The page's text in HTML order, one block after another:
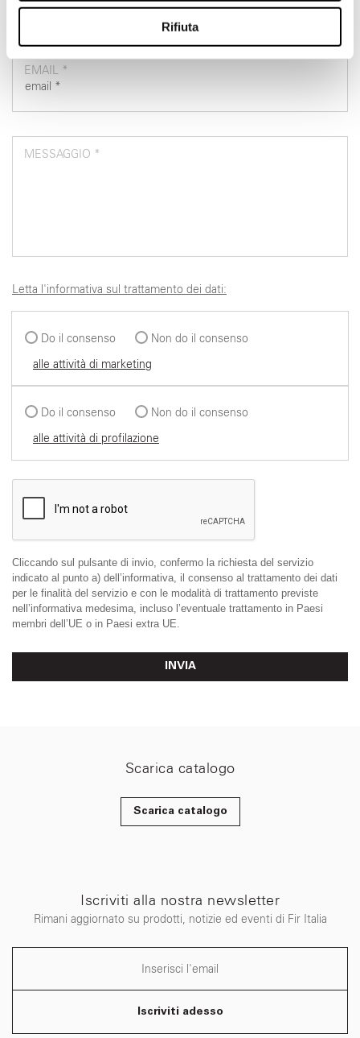
annunci, per fornire funzionalità dei social media e per
analizzare il nostro traffico. Condividiamo inoltre
informazioni sul modo in cui utilizza il nostro sito con i
nostri partner che si occupano di analisi dei dati web,
pubblicità e social media, i quali potrebbero combinarle
Rifiuta
EMAIL *
MESSAGGIO *
Letta l'informativa sul trattamento dei dati:
Do il consenso
Non do il consenso
alle attività di marketing
Do il consenso
Non do il consenso
alle attività di profilazione
Cliccando sul pulsante di invio, confermo la richiesta del servizio
indicato al punto a) dell’informativa, il consenso al trattamento dei dati
per le finalità del servizio e con le modalità di trattamento previste
nell’informativa medesima, incluso l’eventuale trattamento in Paesi
membri dell’UE o in Paesi extra UE.
INVIA
Scarica catalogo
Scarica catalogo
Iscriviti alla nostra newsletter
Rimani aggiornato su prodotti, notizie ed eventi di Fir Italia
Iscriviti adesso